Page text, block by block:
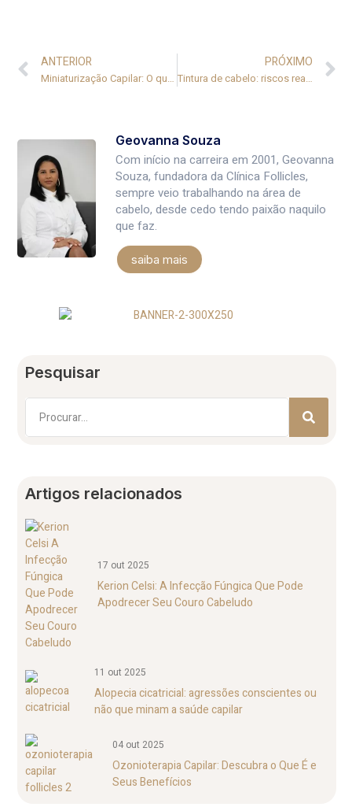
ANTERIOR
Miniaturização Capilar: O que é e como tratar?
PRÓXIMO
Tintura de cabelo: riscos reais à saúde e como se proteger
Geovanna Souza
Com início na carreira em 2001, Geovanna
Souza, fundadora da Clínica Follicles,
sempre veio trabalhando na área de
cabelo, desde cedo tendo paixão naquilo
que faz.
saiba mais
Pesquisar
Artigos relacionados
17 out 2025
Kerion Celsi: A Infecção Fúngica Que Pode
Apodrecer Seu Couro Cabeludo
11 out 2025
Alopecia cicatricial: agressões conscientes ou
não que minam a saúde capilar
04 out 2025
Ozonioterapia Capilar: Descubra o Que É e
Seus Benefícios